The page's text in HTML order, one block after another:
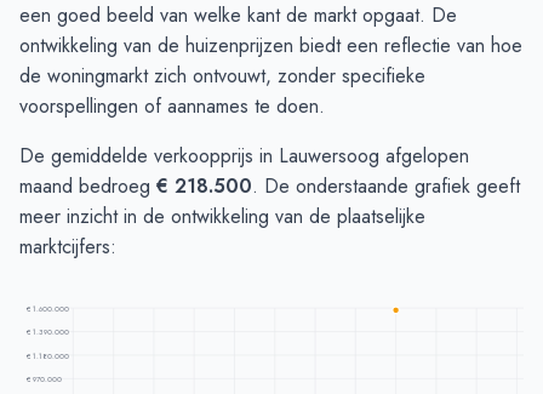
een goed beeld van welke kant de markt opgaat. De
ontwikkeling van de huizenprijzen biedt een reflectie van hoe
de woningmarkt zich ontvouwt, zonder specifieke
voorspellingen of aannames te doen.
De gemiddelde verkoopprijs in Lauwersoog afgelopen
maand bedroeg € 218.500. De onderstaande grafiek geeft
meer inzicht in de ontwikkeling van de plaatselijke
marktcijfers:
€ 1.600.000
€ 1.390.000
€ 1.180.000
€ 970.000